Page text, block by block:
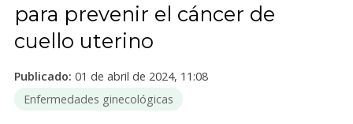
para prevenir el cáncer de
cuello uterino
Publicado: 01 de abril de 2024, 11:08
Enfermedades ginecológicas